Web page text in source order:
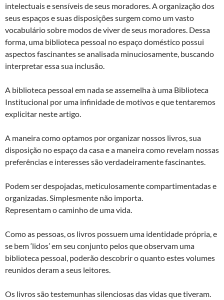
intelectuais e sensíveis de seus moradores. A organização dos
seus espaços e suas disposições surgem como um vasto
vocabulário sobre modos de viver de seus moradores. Dessa
forma, uma biblioteca pessoal no espaço doméstico possui
aspectos fascinantes se analisada minuciosamente, buscando
interpretar essa sua inclusão.
A biblioteca pessoal em nada se assemelha à uma Biblioteca
Institucional por uma infinidade de motivos e que tentaremos
explicitar neste artigo.
A maneira como optamos por organizar nossos livros, sua
disposição no espaço da casa e a maneira como revelam nossas
preferências e interesses são verdadeiramente fascinantes.
Podem ser despojadas, meticulosamente compartimentadas e
organizadas. Simplesmente não importa.
Representam o caminho de uma vida.
Como as pessoas, os livros possuem uma identidade própria, e
se bem ‘lidos’ em seu conjunto pelos que observam uma
biblioteca pessoal, poderão descobrir o quanto estes volumes
reunidos deram a seus leitores.
Os livros são testemunhas silenciosas das vidas que tiveram.